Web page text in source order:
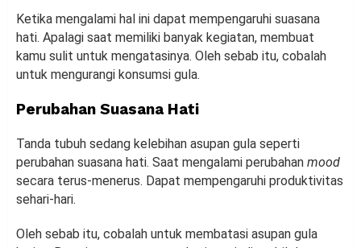
Ketika mengalami hal ini dapat mempengaruhi suasana
hati. Apalagi saat memiliki banyak kegiatan, membuat
kamu sulit untuk mengatasinya. Oleh sebab itu, cobalah
untuk mengurangi konsumsi gula.
Perubahan Suasana Hati
Tanda tubuh sedang kelebihan asupan gula seperti
perubahan suasana hati. Saat mengalami perubahan mood
secara terus-menerus. Dapat mempengaruhi produktivitas
sehari-hari.
Oleh sebab itu, cobalah untuk membatasi asupan gula